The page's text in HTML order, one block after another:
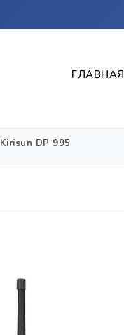
ГЛАВНАЯ
Kirisun DP 995